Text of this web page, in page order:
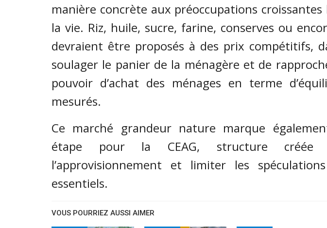
manière concrète aux préoccupations
la vie. Riz, huile, sucre, farine, conserves ou
devraient être proposés à des prix compétitifs,
soulager le panier de la ménagère et de
pouvoir d’achat des ménages en terme
mesurés.
Ce marché grandeur nature marque
étape pour la CEAG, structure créée
l’approvisionnement et limiter les
essentiels.
VOUS POURRIEZ AUSSI AIMER